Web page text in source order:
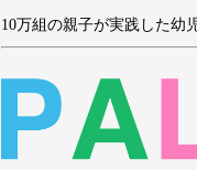
10万組の親子が実践した幼